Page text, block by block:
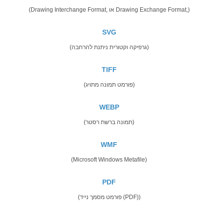
(Drawing Interchange Format, או Drawing Exchange Format,)
SVG
(גרפיקה וקטורית ניתנת להרחבה)
TIFF
(פורמט תמונה מתויג)
WEBP
(תמונה ברשת רסטר)
WMF
(Microsoft Windows Metafile)
PDF
(פורמט מסמך נייד (PDF))